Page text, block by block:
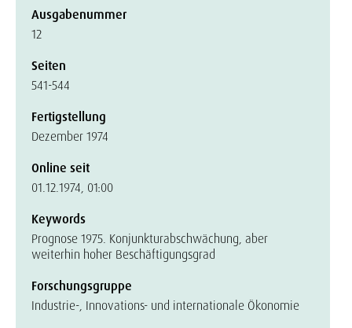
Ausgabenummer
12
Seiten
541-544
Fertigstellung
Dezember 1974
Online seit
01.12.1974, 01:00
Keywords
Prognose 1975. Konjunkturabschwächung, aber
weiterhin hoher Beschäftigungsgrad
Forschungsgruppe
Industrie-, Innovations- und internationale Ökonomie